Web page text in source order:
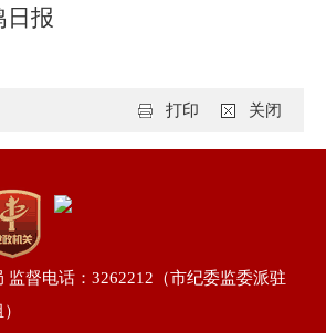
日报
关闭
打印
监督电话：3262212（市纪委监委派驻